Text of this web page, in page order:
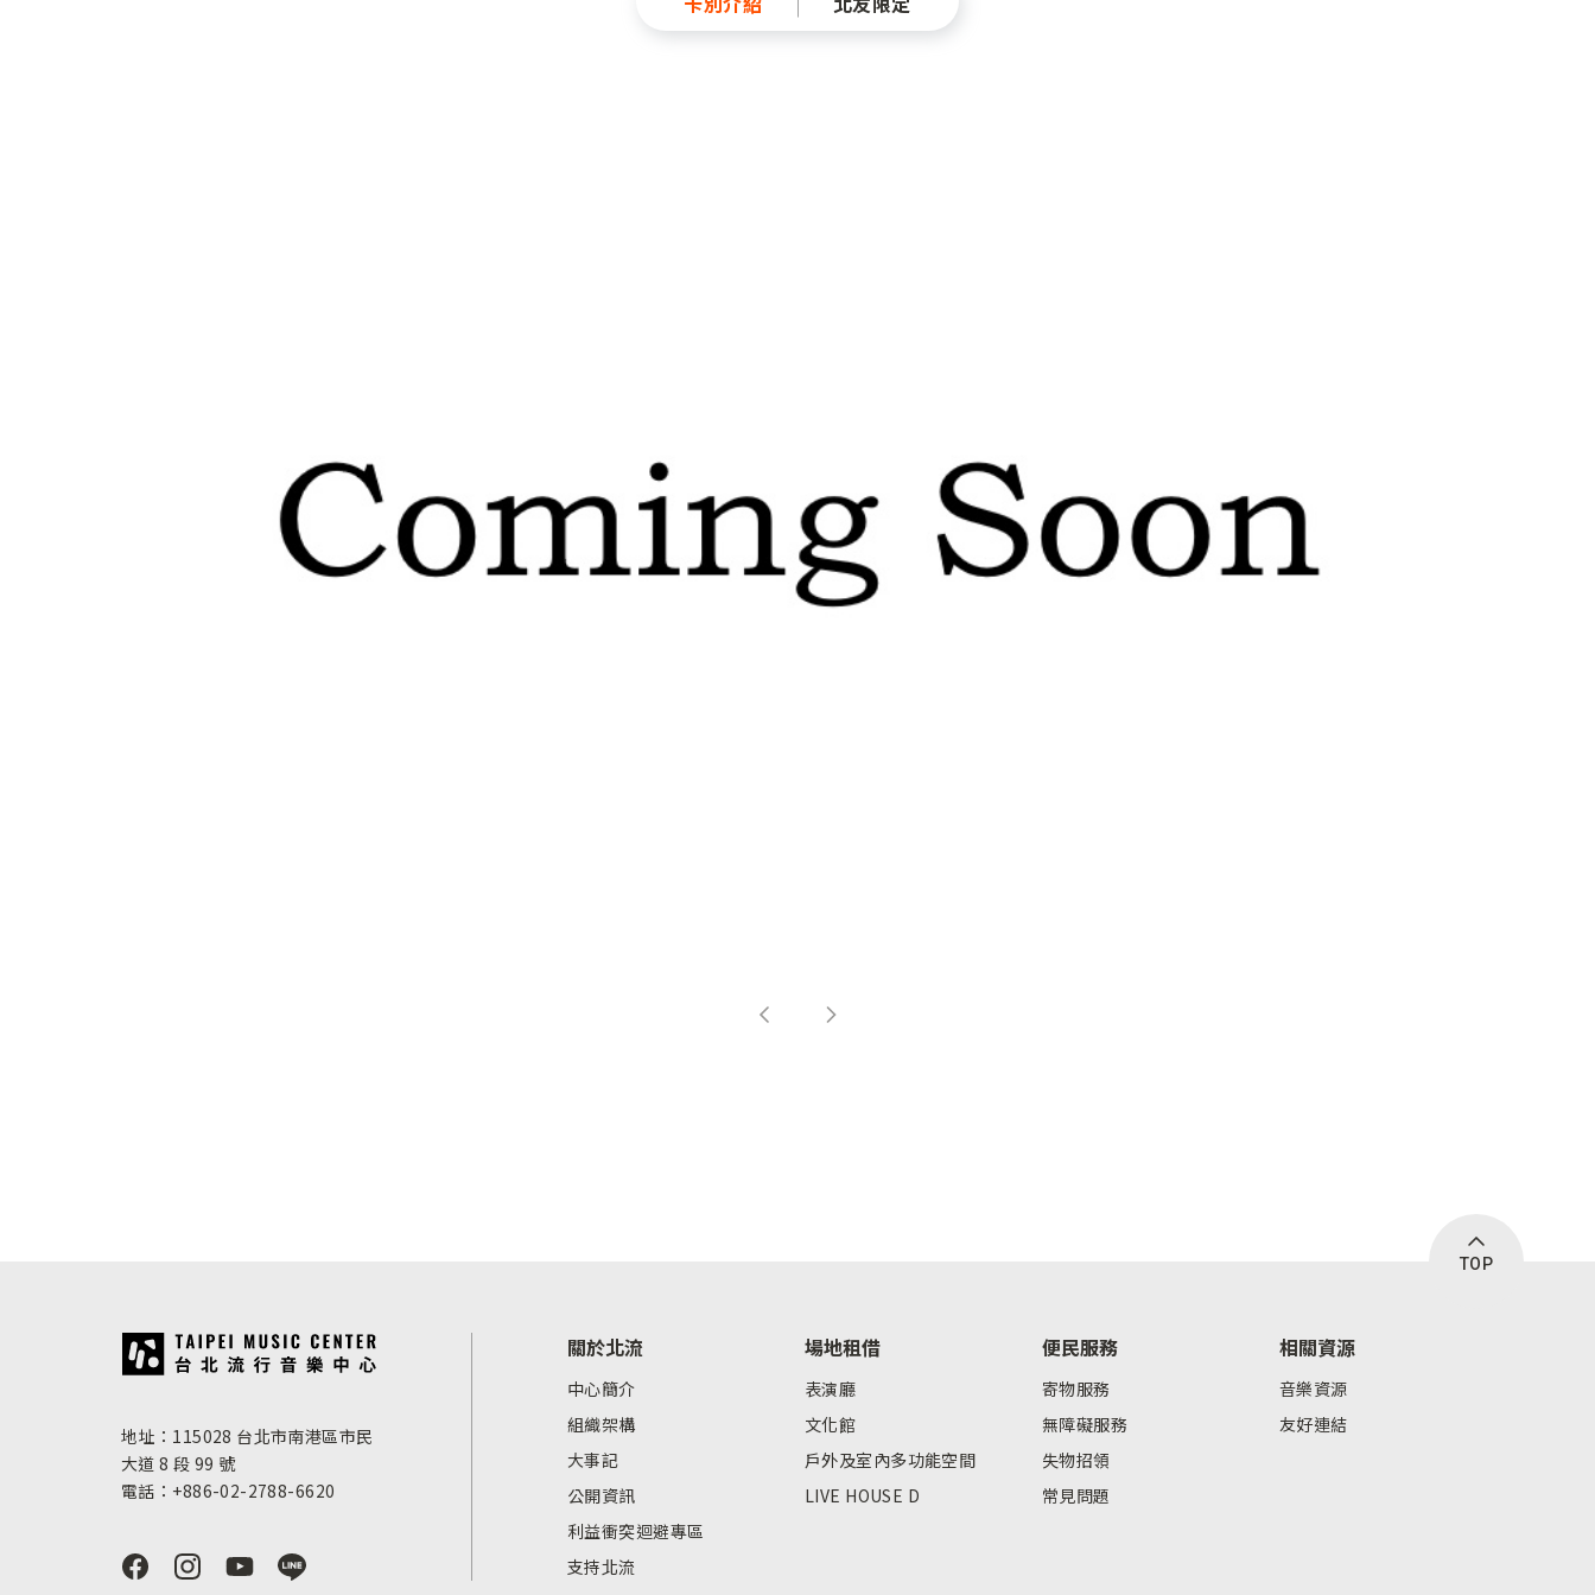
TOP
:::
地址：115028 台北市南港區市民
大道 8 段 99 號
電話：+886-02-2788-6620
關於北流
中心簡介
組織架構
大事記
公開資訊
利益衝突迴避專區
支持北流
場地租借
表演廳
文化館
戶外及室內多功能空間
LIVE HOUSE D
便民服務
寄物服務
無障礙服務
失物招領
常見問題
相關資源
音樂資源
友好連結